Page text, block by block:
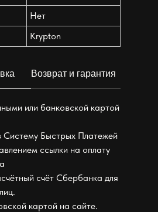
Нет
Krypton
Возврат и гарантия
или банковской картой
Систему Быстрых Платежей
ссылки на оплату
счёт Сбербанка для
картой на сайте.